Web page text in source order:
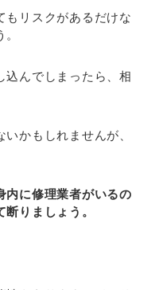
もリスクがあるだけな
込んでしまったら、相
かもしれませんが、
内に修理業者がいるの
りましょう。